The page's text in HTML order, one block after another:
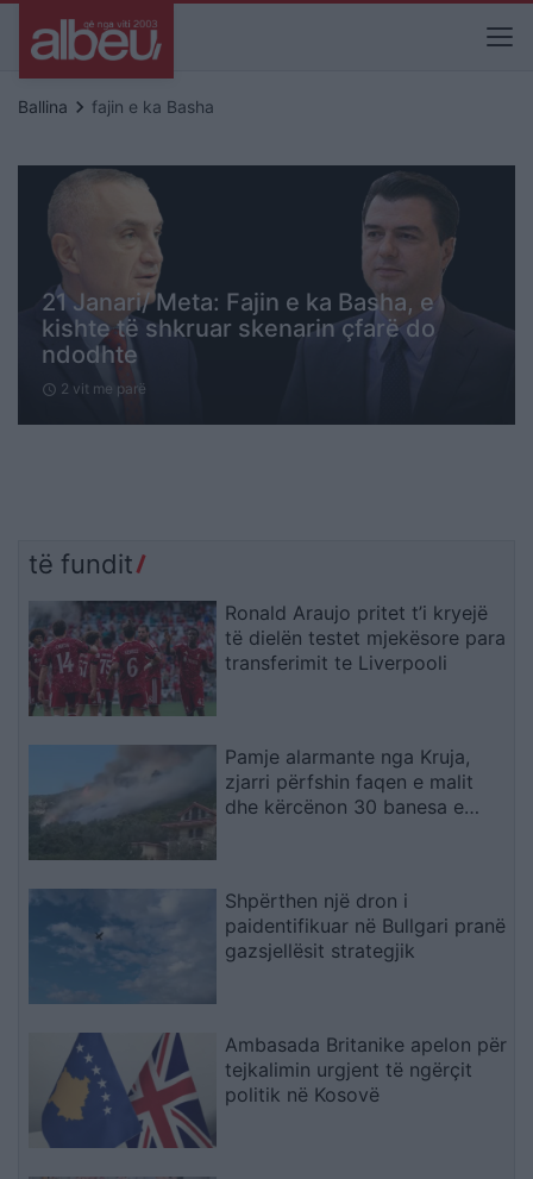
Ballina keyboard_arrow_right fajin e ka Basha
21 Janari/ Meta: Fajin e ka Basha, e
kishte të shkruar skenarin çfarë do
ndodhte
schedule 2 vit me parë
të fundit
Ronald Araujo pritet t’i kryejë
të dielën testet mjekësore para
transferimit te Liverpooli
Pamje alarmante nga Kruja,
zjarri përfshin faqen e malit
dhe kërcënon 30 banesa e
Shpërthen një dron i
paidentifikuar në Bullgari pranë
gazsjellësit strategjik
Ambasada Britanike apelon për
tejkalimin urgjent të ngërçit
politik në Kosovë